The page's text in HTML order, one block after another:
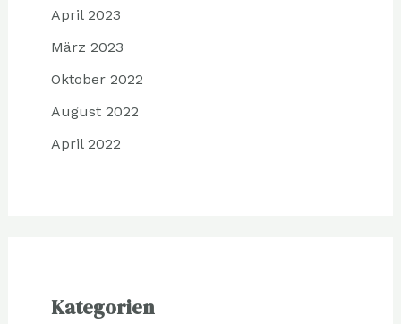
April 2023
März 2023
Oktober 2022
August 2022
April 2022
Kategorien